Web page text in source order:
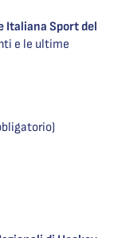
Italiana Sport del
e le ultime